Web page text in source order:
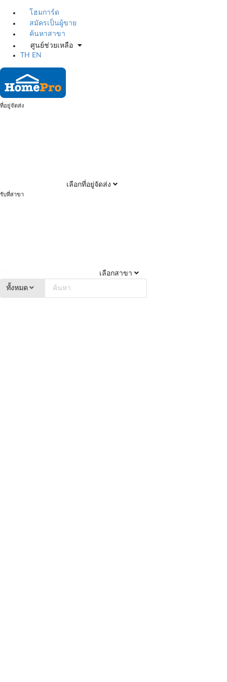
โฮมการ์ด
สมัครเป็นผู้ขาย
ค้นหาสาขา
ศูนย์ช่วยเหลือ
TH
EN
ที่อยู่จัดส่ง
เลือกที่อยู่จัดส่ง
รับที่สาขา
เลือกสาขา
ทั้งหมด